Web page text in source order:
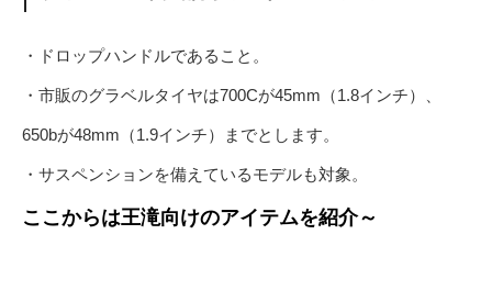
・ドロップハンドルであること。
・市販のグラベルタイヤは700Cが45mm（1.8インチ）、
650bが48mm（1.9インチ）までとします。
・サスペンションを備えているモデルも対象。
ここからは王滝向けのアイテムを紹介～